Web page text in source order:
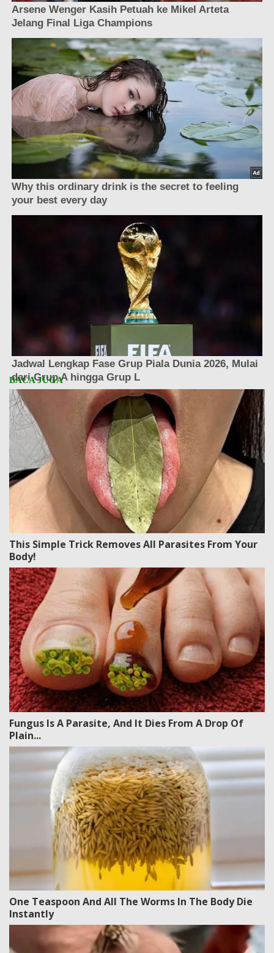
This Simple Trick Removes All Parasites From Your
Body!
Fungus Is A Parasite, And It Dies From A Drop Of
Plain...
One Teaspoon And All The Worms In The Body Die
Instantly